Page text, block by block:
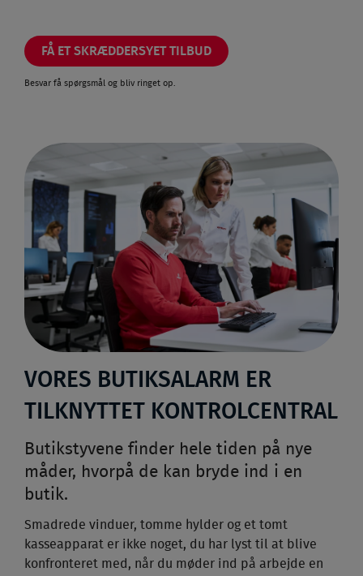
FÅ ET SKRÆDDERSYET TILBUD
Besvar få spørgsmål og bliv ringet op.
VORES BUTIKSALARM ER
TILKNYTTET KONTROLCENTRAL
Butikstyvene finder hele tiden på nye
måder, hvorpå de kan bryde ind i en
butik.
Smadrede vinduer, tomme hylder og et tomt
kasseapparat er ikke noget, du har lyst til at blive
konfronteret med, når du møder ind på arbejde en